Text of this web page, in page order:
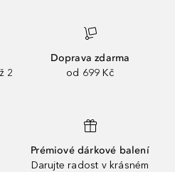
2
Doprava zdarma
od 699 Kč
Prémiové dárkové balení
Darujte radost v krásném